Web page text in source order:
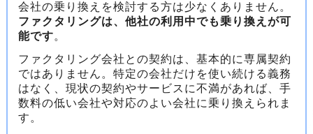
会社の乗り換えを検討する方は少なくありません。
ファクタリングは、他社の利用中でも乗り換えが可
能です。
ファクタリング会社との契約は、基本的に専属契約
ではありません。特定の会社だけを使い続ける義務
はなく、現状の契約やサービスに不満があれば、手
数料の低い会社や対応のよい会社に乗り換えられま
す。